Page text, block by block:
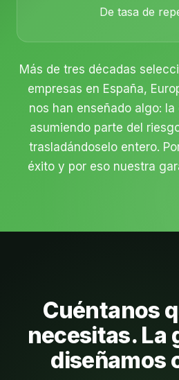
De tasa de
Más de tres décadas
empresas en España,
nos han enseñado algo:
asumiendo parte del
trasladándoselo entero.
éxito y por eso nuestra
Cuéntanos
necesitas. La
diseñamos